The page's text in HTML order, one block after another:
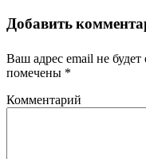
Добавить
Ваш адрес email не будет
помечены *
Комментарий